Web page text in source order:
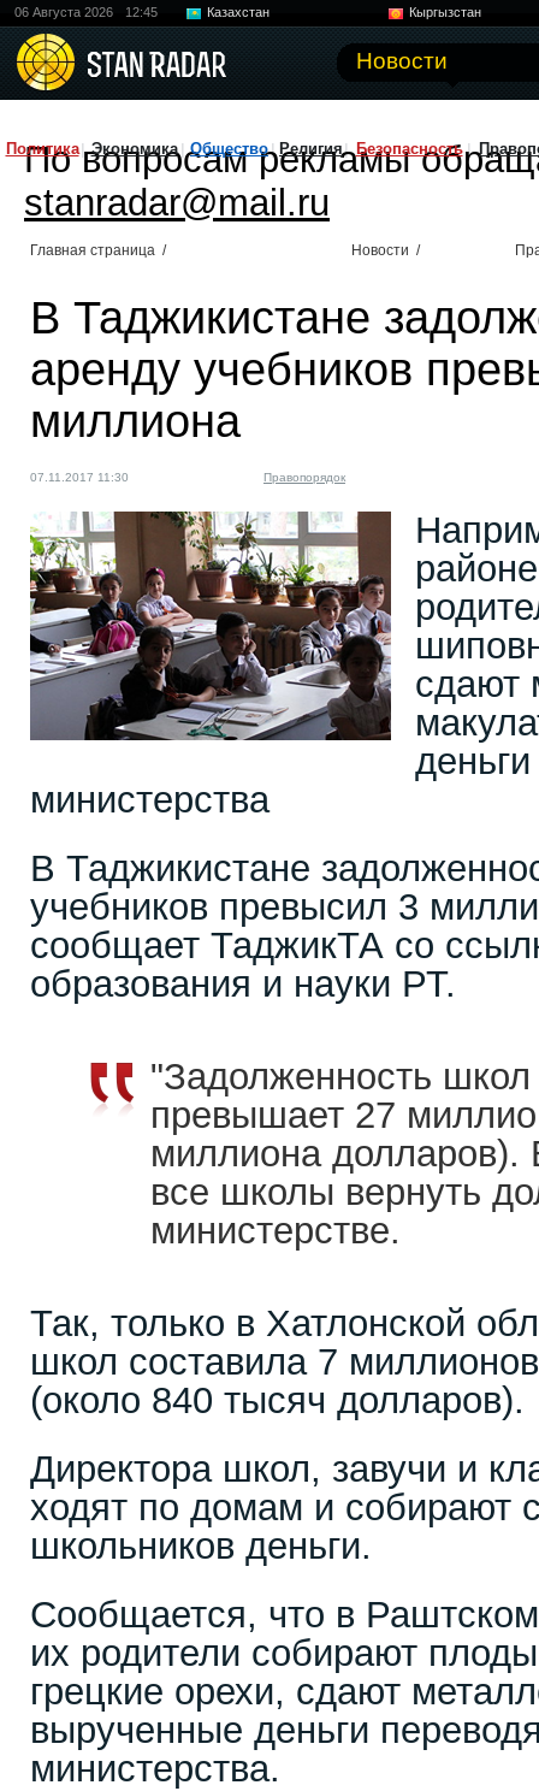
06 Августа 2026 12:45 Казахстан
Кыргызстан
Новости
Политика Экономика Общество Религия Безопасность
По вопросам рекламы
stanradar@mail.ru
Главная страница / Новости /
В Таджикистане
аренду учебников
миллиона
07.11.2017 11:30 Правопорядок
сдают
министерства
В Таджикистане
учебников превысил 3
сообщает ТаджикТА со
образования и науки РТ.
"Задолженность
превышает 27
миллиона долларов).
все школы вернуть
министерстве.
Так, только в Хатлонской
школ составила 7
(около 840 тысяч долларов).
Директора школ, завучи и
ходят по домам и собирают
школьников деньги.
Сообщается, что в
их родители собирают
грецкие орехи, сдают
вырученные деньги
министерства.